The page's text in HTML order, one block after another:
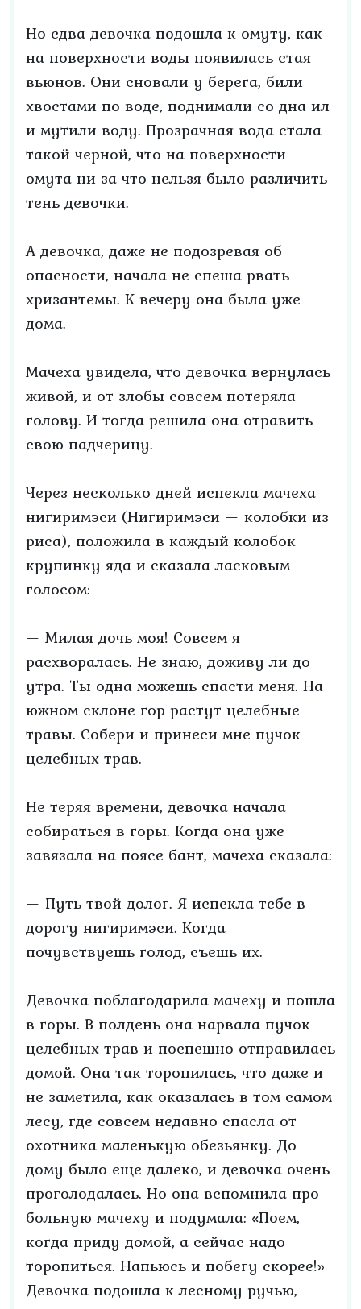
Но едва девочка подошла к омуту, как
на поверхности воды появилась стая
вьюнов. Они сновали у берега, били
хвостами по воде, поднимали со дна ил
и мутили воду. Прозрачная вода стала
такой черной, что на поверхности
омута ни за что нельзя было различить
тень девочки.
А девочка, даже не подозревая об
опасности, начала не спеша рвать
хризантемы. К вечеру она была уже
дома.
Мачеха увидела, что девочка вернулась
живой, и от злобы совсем потеряла
голову. И тогда решила она отравить
свою падчерицу.
Через несколько дней испекла мачеха
нигиримэси (Нигиримэси — колобки из
риса), положила в каждый колобок
крупинку яда и сказала ласковым
голосом:
— Милая дочь моя! Совсем я
расхворалась. Не знаю, доживу ли до
утра. Ты одна можешь спасти меня. На
южном склоне гор растут целебные
травы. Собери и принеси мне пучок
целебных трав.
Не теряя времени, девочка начала
собираться в горы. Когда она уже
завязала на поясе бант, мачеха сказала:
— Путь твой долог. Я испекла тебе в
дорогу нигиримэси. Когда
почувствуешь голод, съешь их.
Девочка поблагодарила мачеху и пошла
в горы. В полдень она нарвала пучок
целебных трав и поспешно отправилась
домой. Она так торопилась, что даже и
не заметила, как оказалась в том самом
лесу, где совсем недавно спасла от
охотника маленькую обезьянку. До
дому было еще далеко, и девочка очень
проголодалась. Но она вспомнила про
больную мачеху и подумала: «Поем,
когда приду домой, а сейчас надо
торопиться. Напьюсь и побегу скорее!»
Девочка подошла к лесному ручью,